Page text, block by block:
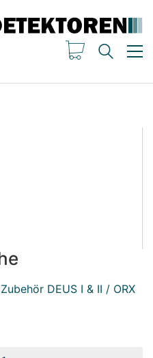
DEUS I & II / ORX